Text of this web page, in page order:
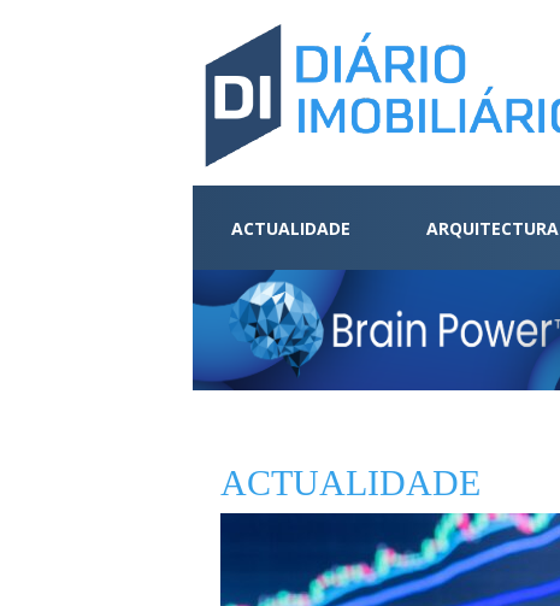
ACTUALIDADE ARQUITECTURA
ACTUALIDADE